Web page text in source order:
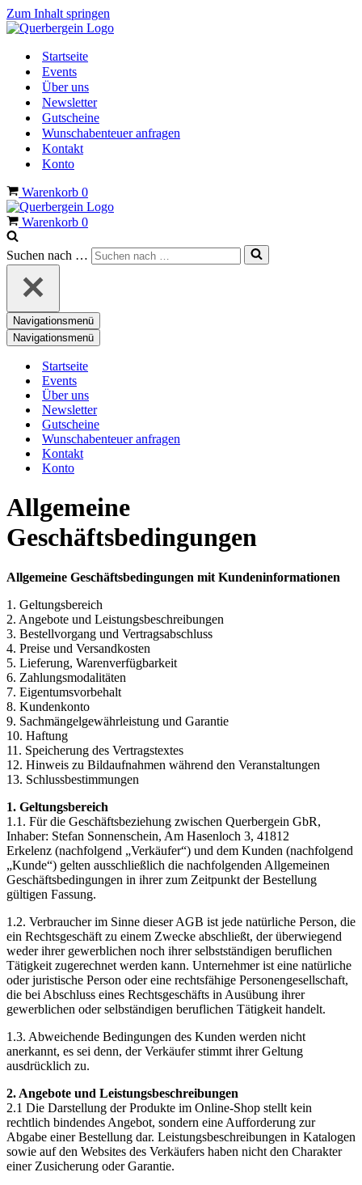
Zum Inhalt springen
Startseite
Events
Über uns
Newsletter
Gutscheine
Wunschabenteuer anfragen
Kontakt
Konto
Warenkorb 0
Warenkorb 0
Suchen nach …
Navigationsmenü
Navigationsmenü
Startseite
Events
Über uns
Newsletter
Gutscheine
Wunschabenteuer anfragen
Kontakt
Konto
Allgemeine
Geschäftsbedingungen
Allgemeine Geschäftsbedingungen mit Kundeninformationen
1. Geltungsbereich
2. Angebote und Leistungsbeschreibungen
3. Bestellvorgang und Vertragsabschluss
4. Preise und Versandkosten
5. Lieferung, Warenverfügbarkeit
6. Zahlungsmodalitäten
7. Eigentumsvorbehalt
8. Kundenkonto
9. Sachmängelgewährleistung und Garantie
10. Haftung
11. Speicherung des Vertragstextes
12. Hinweis zu Bildaufnahmen während den Veranstaltungen
13. Schlussbestimmungen
1. Geltungsbereich
1.1. Für die Geschäftsbeziehung zwischen Querbergein GbR,
Inhaber: Stefan Sonnenschein, Am Hasenloch 3, 41812
Erkelenz (nachfolgend „Verkäufer“) und dem Kunden (nachfolgend
„Kunde“) gelten ausschließlich die nachfolgenden Allgemeinen
Geschäftsbedingungen in ihrer zum Zeitpunkt der Bestellung
gültigen Fassung.
1.2. Verbraucher im Sinne dieser AGB ist jede natürliche Person, die
ein Rechtsgeschäft zu einem Zwecke abschließt, der überwiegend
weder ihrer gewerblichen noch ihrer selbstständigen beruflichen
Tätigkeit zugerechnet werden kann. Unternehmer ist eine natürliche
oder juristische Person oder eine rechtsfähige Personengesellschaft,
die bei Abschluss eines Rechtsgeschäfts in Ausübung ihrer
gewerblichen oder selbständigen beruflichen Tätigkeit handelt.
1.3. Abweichende Bedingungen des Kunden werden nicht
anerkannt, es sei denn, der Verkäufer stimmt ihrer Geltung
ausdrücklich zu.
2. Angebote und Leistungsbeschreibungen
2.1 Die Darstellung der Produkte im Online-Shop stellt kein
rechtlich bindendes Angebot, sondern eine Aufforderung zur
Abgabe einer Bestellung dar. Leistungsbeschreibungen in Katalogen
sowie auf den Websites des Verkäufers haben nicht den Charakter
einer Zusicherung oder Garantie.